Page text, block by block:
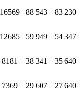
16569 88 543 83 230
12685 59 949 54 347
8181 38 341 35 640
7369 29 607 27 640